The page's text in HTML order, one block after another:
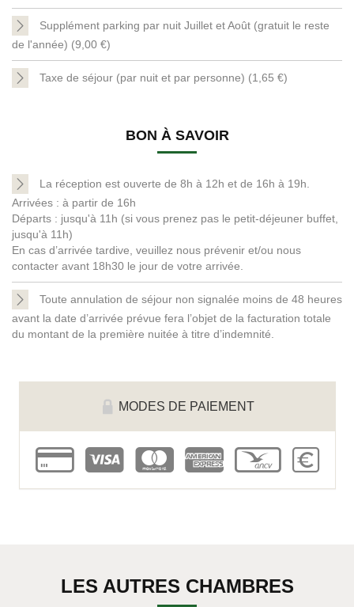
Supplément parking par nuit Juillet et Août (gratuit le reste
de l'année) (9,00 €)
Taxe de séjour (par nuit et par personne) (1,65 €)
BON À SAVOIR
La réception est ouverte de 8h à 12h et de 16h à 19h.
Arrivées : à partir de 16h
Départs : jusqu'à 11h (si vous prenez pas le petit-déjeuner buffet,
jusqu'à 11h)
En cas d’arrivée tardive, veuillez nous prévenir et/ou nous
contacter avant 18h30 le jour de votre arrivée.
Toute annulation de séjour non signalée moins de 48 heures
avant la date d’arrivée prévue fera l’objet de la facturation totale
du montant de la première nuitée à titre d’indemnité.
MODES DE PAIEMENT
cb visa master amex voucher
LES AUTRES CHAMBRES